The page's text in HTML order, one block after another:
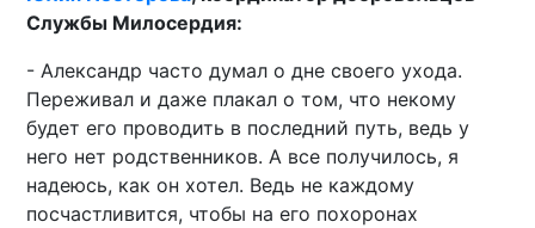
Службы Милосердия:
- Александр часто думал о дне своего ухода.
Переживал и даже плакал о том, что некому
будет его проводить в последний путь, ведь у
него нет родственников. А все получилось, я
надеюсь, как он хотел. Ведь не каждому
посчастливится, чтобы на его похоронах